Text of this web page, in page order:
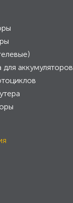
аккумуляторов